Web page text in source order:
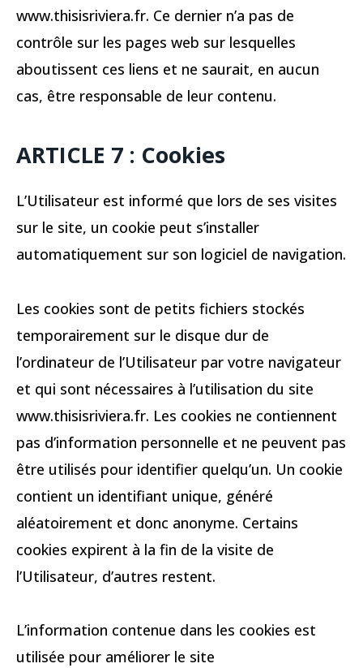
www.thisisriviera.fr. Ce dernier n’a pas de
contrôle sur les pages web sur lesquelles
aboutissent ces liens et ne saurait, en aucun
cas, être responsable de leur contenu.
ARTICLE 7 : Cookies
L’Utilisateur est informé que lors de ses visites
sur le site, un cookie peut s’installer
automatiquement sur son logiciel de navigation.
Les cookies sont de petits fichiers stockés
temporairement sur le disque dur de
l’ordinateur de l’Utilisateur par votre navigateur
et qui sont nécessaires à l’utilisation du site
www.thisisriviera.fr. Les cookies ne contiennent
pas d’information personnelle et ne peuvent pas
être utilisés pour identifier quelqu’un. Un cookie
contient un identifiant unique, généré
aléatoirement et donc anonyme. Certains
cookies expirent à la fin de la visite de
l’Utilisateur, d’autres restent.
L’information contenue dans les cookies est
utilisée pour améliorer le site